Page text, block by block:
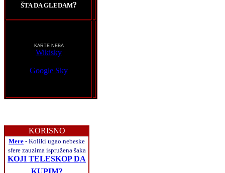
ŠTA DA GLEDAM?
KARTE NEBA
Wikisky
Google Sky
KORISNO
Mere - Koliki ugao nebeske
sfere zauzima ispružena šaka
KOJI TELESKOP DA